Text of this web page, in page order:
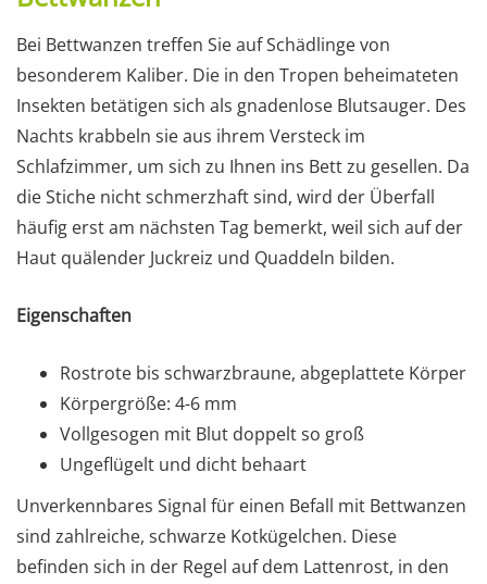
Bei Bettwanzen treffen Sie auf Schädlinge von
besonderem Kaliber. Die in den Tropen beheimateten
Insekten betätigen sich als gnadenlose Blutsauger. Des
Nachts krabbeln sie aus ihrem Versteck im
Schlafzimmer, um sich zu Ihnen ins Bett zu gesellen. Da
die Stiche nicht schmerzhaft sind, wird der Überfall
häufig erst am nächsten Tag bemerkt, weil sich auf der
Haut quälender Juckreiz und Quaddeln bilden.
Eigenschaften
Rostrote bis schwarzbraune, abgeplattete Körper
Körpergröße: 4-6 mm
Vollgesogen mit Blut doppelt so groß
Ungeflügelt und dicht behaart
Unverkennbares Signal für einen Befall mit Bettwanzen
sind zahlreiche, schwarze Kotkügelchen. Diese
befinden sich in der Regel auf dem Lattenrost, in den